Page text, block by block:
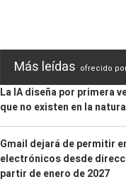
Más leídas ofrecido
La IA diseña por primera
que no existen en la
Gmail dejará de permitir
electrónicos desde
partir de enero de 2027